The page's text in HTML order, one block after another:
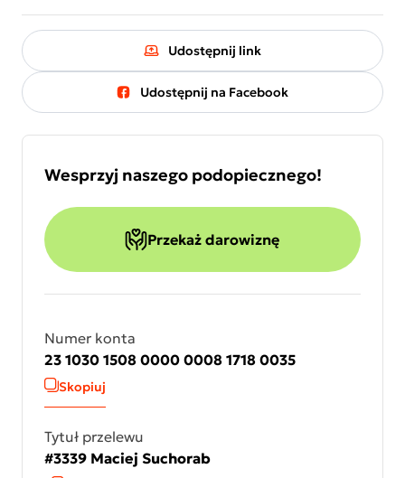
Udostępnij link
Udostępnij na Facebook
Wesprzyj naszego podopiecznego!
Przekaż darowiznę
Numer konta
23 1030 1508 0000 0008 1718 0035
Skopiuj
Tytuł przelewu
#3339 Maciej Suchorab